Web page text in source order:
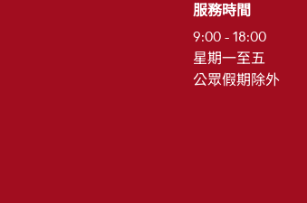
服務時間
9:00 - 18:00
星期一至五
公眾假期除外